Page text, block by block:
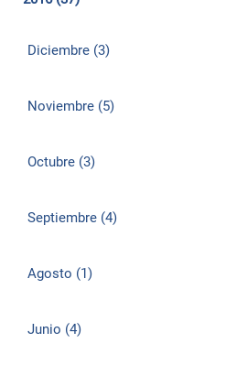
Diciembre (3)
Noviembre (5)
Octubre (3)
Septiembre (4)
Agosto (1)
Junio (4)